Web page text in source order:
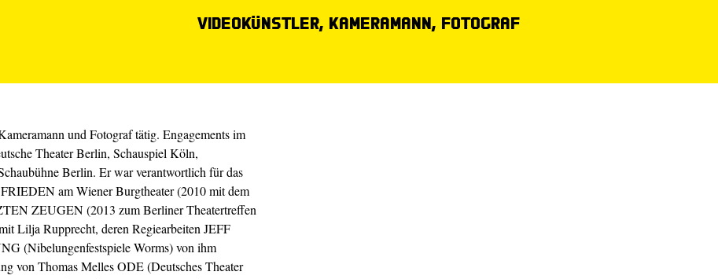
Videokünstler, Kameramann, Fotograf
und Foto­graf tätig. Engagements im
Theater Berlin, Schauspiel Köln,
Berlin. Er war verantwortlich für das
am Wiener Burgtheater (2010 mit dem
ZEUGEN (2013 zum Berliner Theatertreffen
Lilja Rupprecht, deren Regiearbeiten JEFF
(Nibelungenfestspiele Worms) von ihm
von Thomas Melles ODE (Deutsches Theater